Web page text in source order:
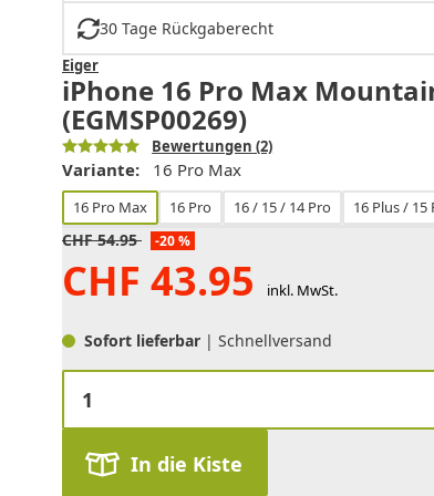
30 Tage Rückgaberecht
Eiger
iPhone 16 Pro Max
(EGMSP00269)
Bewertungen (2)
Variante: 16 Pro Max
16 Pro Max 16 Pro 16 / 15 / 14 Pro 16 Plus / 15
CHF 54.95 -20 %
CHF 43.95 inkl. MwSt.
Sofort lieferbar | Schnellversand
In die Kiste